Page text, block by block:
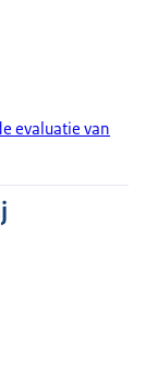
evaluatie van